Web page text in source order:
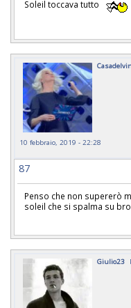
Soleil toccava tutto
10 febbraio, 2019 - 22:28
87
Penso che non supererò
soleil che si spalma su
Giulio23